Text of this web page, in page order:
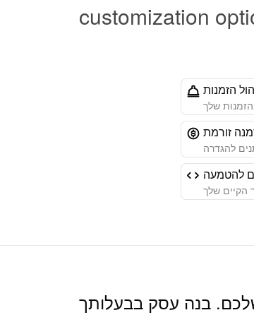
customization
הזמנות
שלך
זורמת
להגדרה
הקיים שלך